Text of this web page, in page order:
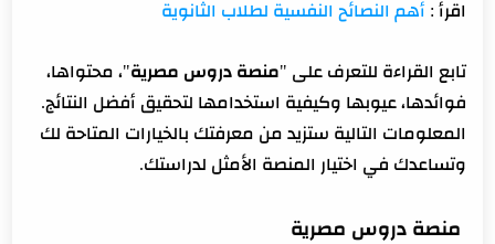
اقرأ : أهم النصائح النفسية لطلاب الثانوية
تابع القراءة للتعرف على "منصة دروس مصرية"، محتواها،
فوائدها، عيوبها وكيفية استخدامها لتحقيق أفضل النتائج.
المعلومات التالية ستزيد من معرفتك بالخيارات المتاحة لك
وتساعدك في اختيار المنصة الأمثل لدراستك.
منصة دروس مصرية